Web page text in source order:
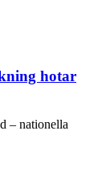
hotar
– nationella